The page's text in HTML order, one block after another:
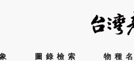
圖錄檢索 物種